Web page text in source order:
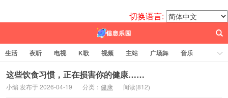
切换语言:
生活 夜听 电视 K歌 视频 主站 广场舞
音乐
歌曲
电台 图片 热舞 科技 代码
这些饮食习惯，正在损害你的健康……
小编 发布于 2026-04-19 分类： 健康 阅读(812)